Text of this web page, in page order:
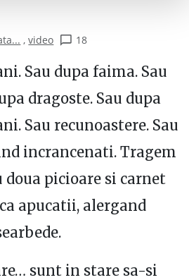
,video 18
Sau dupa faima. Sau
dragoste. Sau dupa
Sau recunoastere. Sau
incrancenati. Tragem
doua picioare si carnet
apucatii, alergand
sunt in stare sa-si